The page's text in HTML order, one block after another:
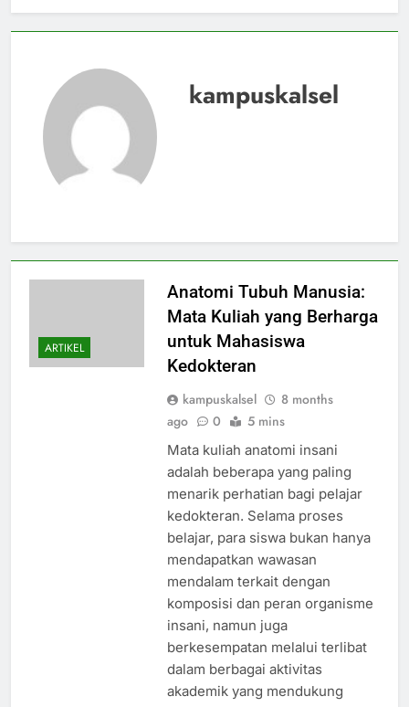
kampuskalsel
ARTIKEL
Anatomi Tubuh Manusia:
Mata Kuliah yang Berharga
untuk Mahasiswa
Kedokteran
kampuskalsel
8 months
ago
0 5 mins
Mata kuliah anatomi insani
adalah beberapa yang paling
menarik perhatian bagi pelajar
kedokteran. Selama proses
belajar, para siswa bukan hanya
mendapatkan wawasan
mendalam terkait dengan
komposisi dan peran organisme
insani, namun juga
berkesempatan melalui terlibat
dalam berbagai aktivitas
akademik yang mendukung